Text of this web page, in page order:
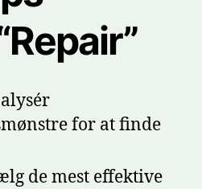
for at finde
de mest effektive